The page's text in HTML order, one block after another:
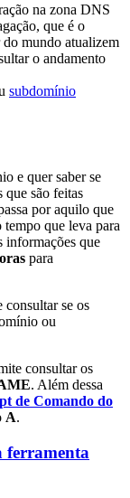
na zona DNS
que é o
do mundo atualizem
o andamento
subdomínio
e quer saber se
que são feitas
por aquilo que
tempo que leva para
informações que
para
consultar se os
ou
consultar os
. Além dessa
de Comando do
A.
ferramenta